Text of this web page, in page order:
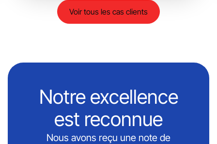
Voir tous les cas clients
Notre excellence
est reconnue
Nous avons reçu une note de